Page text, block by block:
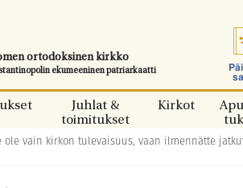
ortodoksinen kirkko
ekumeeninen patriarkaatti
Juhlat &
toimitukset
Kirkot
ole vain kirkon tulevaisuus, vaan ilmennätte